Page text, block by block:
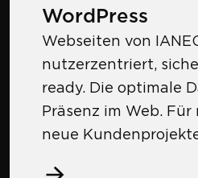
WordPress
Webseiten von
nutzerzentriert,
ready. Die optimale
Präsenz im Web.
neue